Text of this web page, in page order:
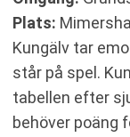
Plats:
Kungälv tar
står på spel.
tabellen efter
behöver poäng